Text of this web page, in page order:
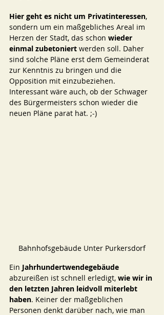
Hier geht es nicht um Privatinteressen,
sondern um ein maßgebliches Areal im
Herzen der Stadt, das schon wieder
einmal zubetoniert werden soll. Daher
sind solche Pläne erst dem Gemeinderat
zur Kenntnis zu bringen und die
Opposition mit einzubeziehen.
Interessant wäre auch, ob der Schwager
des Bürgermeisters schon wieder die
neuen Pläne parat hat. ;-)
Bahnhofsgebäude Unter Purkersdorf
Ein Jahrhundertwendegebäude
abzureißen ist schnell erledigt, wie wir in
den letzten Jahren leidvoll miterlebt
haben. Keiner der maßgeblichen
Personen denkt darüber nach, wie man